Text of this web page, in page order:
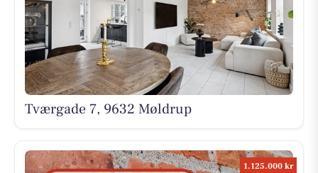
Tværgade 7, 9632 Møldrup
1.125.000 kr